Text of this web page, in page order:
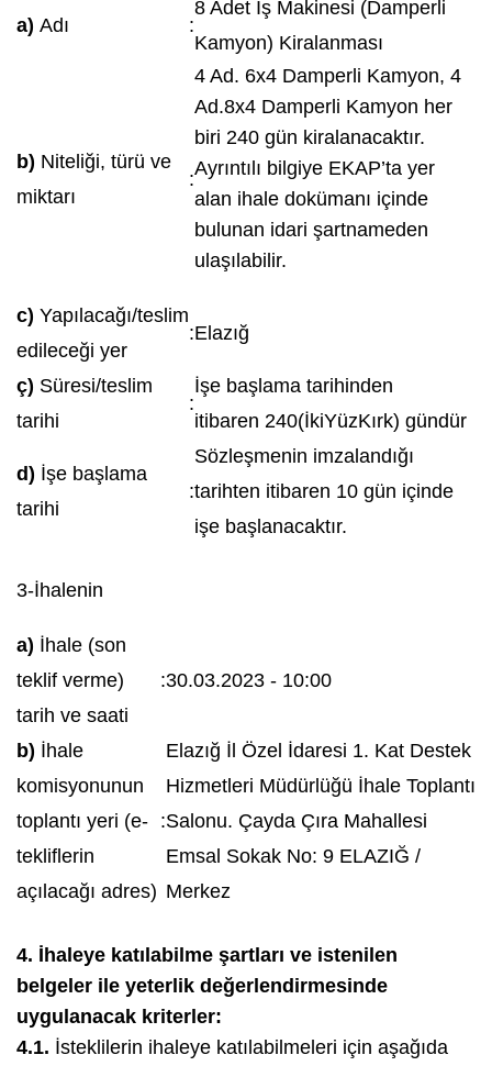
a) Adı :
8 Adet İş Makinesi (Damperli
Kamyon) Kiralanması
b) Niteliği, türü ve
miktarı
:
4 Ad. 6x4 Damperli Kamyon, 4
Ad.8x4 Damperli Kamyon her
biri 240 gün kiralanacaktır.
Ayrıntılı bilgiye EKAP’ta yer
alan ihale dokümanı içinde
bulunan idari şartnameden
ulaşılabilir.
c) Yapılacağı/teslim
edileceği yer
:Elazığ
ç) Süresi/teslim
tarihi
:
İşe başlama tarihinden
itibaren 240(İkiYüzKırk) gündür
d) İşe başlama
tarihi
:
Sözleşmenin imzalandığı
tarihten itibaren 10 gün içinde
işe başlanacaktır.
3-İhalenin
a) İhale (son
teklif verme)
tarih ve saati
:30.03.2023 - 10:00
b) İhale
komisyonunun
toplantı yeri (e-
tekliflerin
açılacağı adres)
:
Elazığ İl Özel İdaresi 1. Kat Destek
Hizmetleri Müdürlüğü İhale Toplantı
Salonu. Çayda Çıra Mahallesi
Emsal Sokak No: 9 ELAZIĞ /
Merkez
4. İhaleye katılabilme şartları ve istenilen
belgeler ile yeterlik değerlendirmesinde
uygulanacak kriterler:
4.1. İsteklilerin ihaleye katılabilmeleri için aşağıda